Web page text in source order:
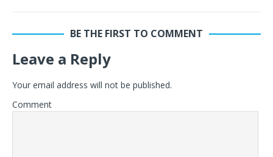
BE THE FIRST TO COMMENT
Leave a Reply
Your email address will not be published.
Comment